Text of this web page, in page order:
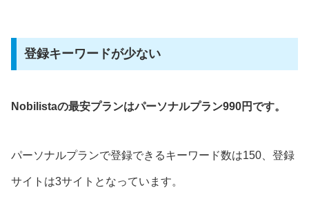
登録キーワードが少ない
Nobilistaの最安プランはパーソナルプラン990円です。
パーソナルプランで登録できるキーワード数は150、登録
サイトは3サイトとなっています。